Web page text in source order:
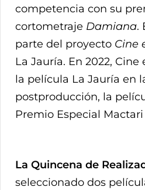
competencia con su
cortometraje Damiana.
parte del proyecto Cine
La Jauría. En 2022,
la película La Jauría en
postproducción, la
Premio Especial Mactari
La Quincena de
seleccionado dos